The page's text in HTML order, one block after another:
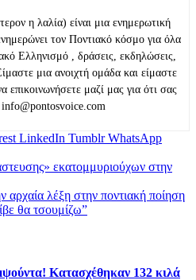
η λαλία) είναι μια ενημερωτική
τον Ποντιακό κόσμο για όλα
Ελληνισμό , δράσεις, εκδηλώσεις,
μια ανοιχτή ομάδα και είμαστε
μαζί μας για ότι σας
info@pontosvoice.com
LinkedIn Tumblr WhatsApp
εκατομμυριούχων στην
αρχαία λέξη στην ποντιακή ποίηση
θα τσουμίζω”
Κατασχέθηκαν 132 κιλά